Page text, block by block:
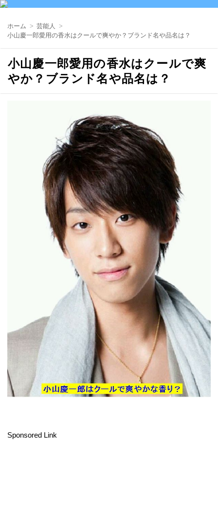
ホーム
芸能人
小山慶一郎愛用の香水はクールで爽やか？ブランド名や品名は？
小山慶一郎愛用の香水はクールで爽
やか？ブランド名や品名は？
Sponsored Link